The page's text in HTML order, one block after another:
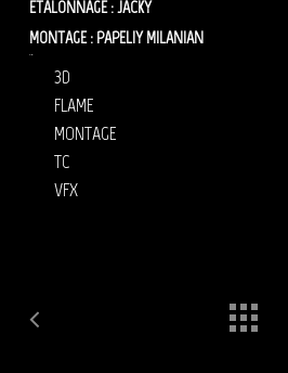
ÉTALONNAGE : JACKY
MONTAGE : PAPELIY MILANIAN
3D
FLAME
MONTAGE
TC
VFX